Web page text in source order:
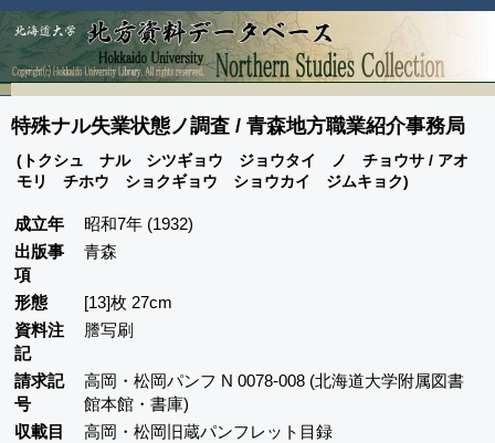
特殊ナル失業状態ノ調査 / 青森地方職業紹介事務局
(トクシュ ナル シツギョウ ジョウタイ ノ チョウサ / アオ
モリ チホウ ショクギョウ ショウカイ ジムキョク)
成立年
昭和7年 (1932)
出版事
項
青森
形態
[13]枚 27cm
資料注
記
謄写刷
請求記
号
高岡・松岡パンフ N 0078-008 (北海道大学附属図書
館本館・書庫)
収載目
高岡・松岡旧蔵パンフレット目録